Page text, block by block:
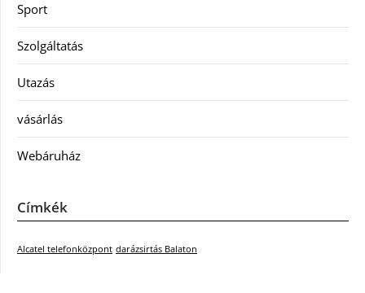
Sport
Szolgáltatás
Utazás
vásárlás
Webáruház
Címkék
Alcatel telefonközpont darázsirtás Balaton